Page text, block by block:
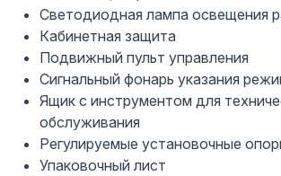
Светодиодная лампа освещения
Кабинетная защита
Подвижный пульт управления
Сигнальный фонарь указания
Ящик с инструментом для
обслуживания
Регулируемые установочные
Упаковочный лист